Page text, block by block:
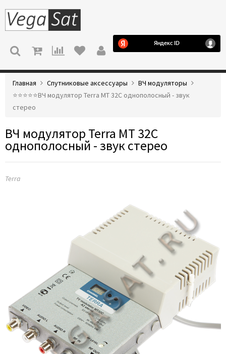
МЕНЮ
Главная Спутниковые аксессуары
ВЧ модуляторы
⭐️⭐️⭐️⭐️⭐️ВЧ модулятор Terra MT 32C однополосный - звук
стерео
ВЧ модулятор Terra MT 32C
однополосный - звук стерео
Terra